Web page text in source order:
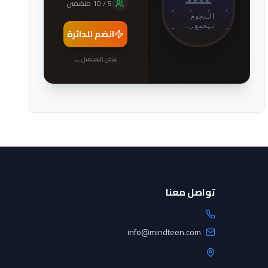
النجوم
تتجمع...
5
/
10 منضمين
انضم للدائرة
عرض التفاصيل ←
تواصل معنا
info@mindteen.com